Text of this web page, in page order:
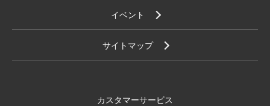
イベント
サイトマップ
カスタマーサービス